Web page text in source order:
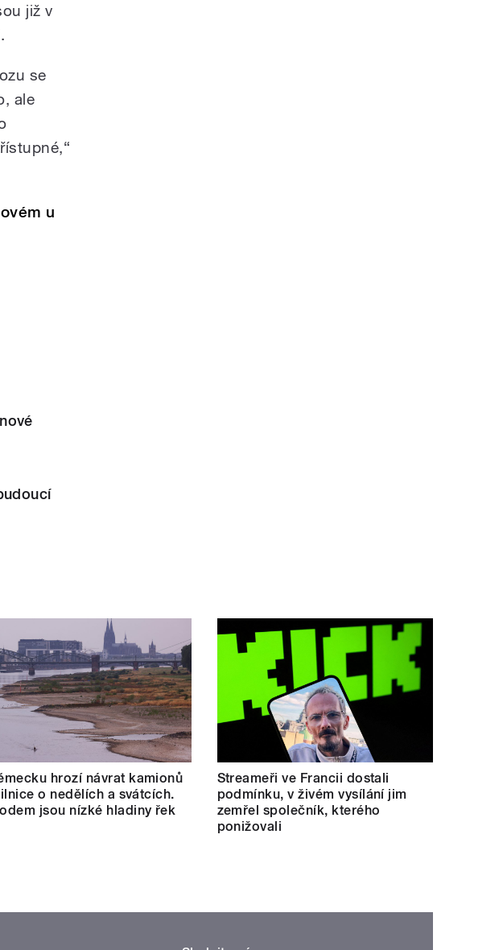
již v
se
ale
u
hrozí návrat kamionů
o nedělích a svátcích.
jsou nízké hladiny řek
Streameři ve Francii dostali
podmínku, v živém vysílání jim
zemřel společník, kterého
ponižovali